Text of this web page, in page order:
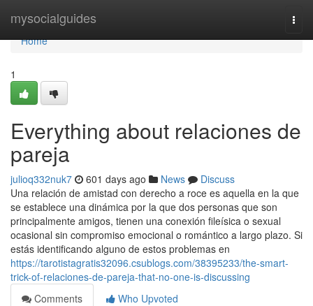
mysocialguides
Home
Home
1
Everything about relaciones de
pareja
julioq332nuk7 601 days ago News
Discuss
Una relación de amistad con derecho a roce es aquella en la que
se establece una dinámica por la que dos personas que son
principalmente amigos, tienen una conexión fileísica o sexual
ocasional sin compromiso emocional o romántico a largo plazo. Si
estás identificando alguno de estos problemas en
https://tarotistagratis32096.csublogs.com/38395233/the-smart-
trick-of-relaciones-de-pareja-that-no-one-is-discussing
Comments
Who Upvoted